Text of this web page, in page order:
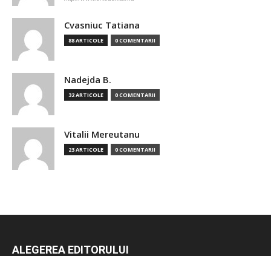
Cvasniuc Tatiana
88 ARTICOLE 0 COMENTARII
Nadejda B.
32 ARTICOLE 0 COMENTARII
Vitalii Mereutanu
23 ARTICOLE 0 COMENTARII
ALEGEREA EDITORULUI